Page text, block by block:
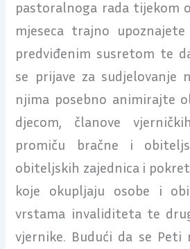
pastoralnoga rada tijekom
mjeseca trajno
predviđenim susretom te
se prijave za sudjelovanje
njima posebno animirajte
djecom, članove
promiču bračne i
obiteljskih zajednica i
koje okupljaju osobe i
vrstama invaliditeta te
vjernike. Budući da se Peti